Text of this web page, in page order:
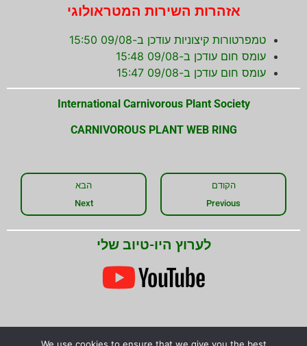
אזהרות השירות המטראולוגי
טמפרטורות קיצוניות עודכן ב-09/08 15:50
עומס חום עודכן ב-09/08 15:48
עומס חום עודכן ב-09/08 15:47
International Carnivorous Plant Society
CARNIVOROUS PLANT WEB RING
הקודם
Previous
הבא
Next
לערוץ היו-טיוב שלי